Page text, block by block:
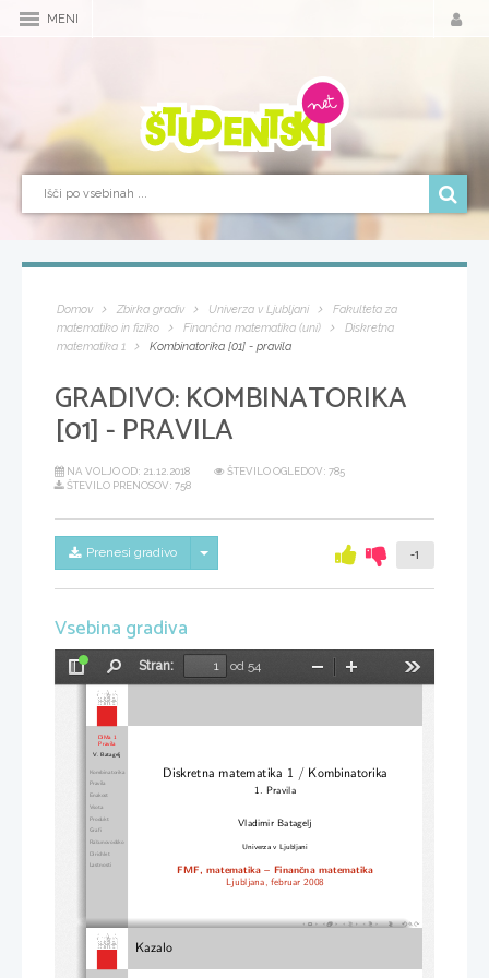
MENI
Domov Zbirka gradiv Univerza v Ljubljani
Fakulteta za
matematiko in fiziko
Finančna matematika (uni)
Diskretna
matematika 1
Kombinatorika [01] - pravila
GRADIVO:KOMBINATORIKA
[01] - PRAVILA
NA VOLJO OD: 21.12.2018
ŠTEVILO OGLEDOV: 785
ŠTEVILO PRENOSOV: 758
Prenesi gradivo Skrij/prikaži meni -1
Vsebina gradiva
Preklopi
stransko
vrstico
Stran:
od 54
Pomanjšaj
DiMa 1
Pravila
V. Batagelj
Kombinatorika
Pravila
Enakost
Vsota
Produkt
Grafi
Raˇcunovodsko
Dirichlet
Lastnosti
Diskretna matematika 1 / Kombinatorika
1.  Pravila
Vladimir Batagelj
Univerza v Ljubljani
FMF, matematika – Finanˇcna matematika
Ljubljana, februar 2008
Kazalo